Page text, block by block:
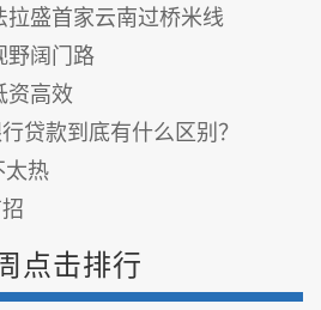
盛首家云南过桥米线
野阔门路
资高效
贷款到底有什么区别？
太热
点击排行